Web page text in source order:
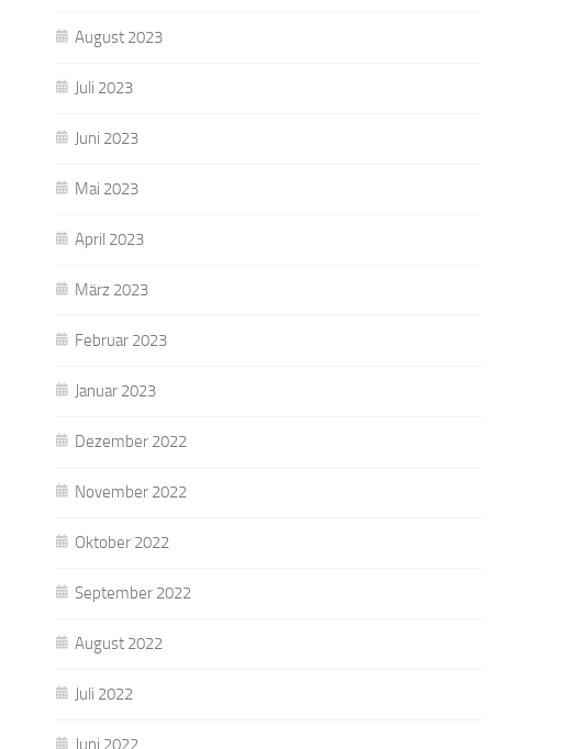
August 2023
Juli 2023
Juni 2023
Mai 2023
April 2023
März 2023
Februar 2023
Januar 2023
Dezember 2022
November 2022
Oktober 2022
September 2022
August 2022
Juli 2022
Juni 2022